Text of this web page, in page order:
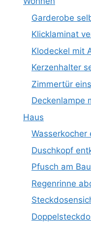
Garderobe
Klicklaminat
Klodeckel mit
Kerzenhalter
Zimmertür
Deckenlampe
Haus
Wasserkocher
Duschkopf
Pfusch am Bau
Regenrinne